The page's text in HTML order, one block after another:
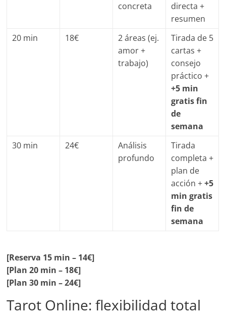
concreta
directa +
resumen
20 min
18€
2 áreas (ej.
amor +
trabajo)
Tirada de 5
cartas +
consejo
práctico +
+5 min
gratis fin
de
semana
30 min
24€
Análisis
profundo
Tirada
completa +
plan de
acción ++5
min gratis
fin de
semana
[Reserva 15 min – 14€]
[Plan 20 min – 18€]
[Plan 30 min – 24€]
Tarot Online: flexibilidad total